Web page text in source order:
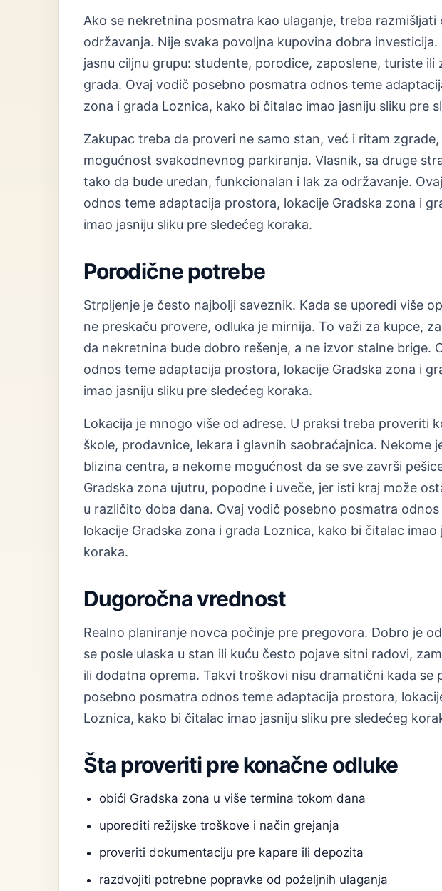
Ako se nekretnina posmatra kao ulaganje, treba
održavanja. Nije svaka povoljna kupovina dobra
jasnu ciljnu grupu: studente, porodice, zaposlene, turiste ili
grada. Ovaj vodič posebno posmatra odnos teme
zona i grada Loznica, kako bi čitalac imao jasniju sliku pre
Zakupac treba da proveri ne samo stan, već i ritam
mogućnost svakodnevnog parkiranja. Vlasnik, sa druge
tako da bude uredan, funkcionalan i lak za održavanje.
odnos teme adaptacija prostora, lokacije Gradska zona i
imao jasniju sliku pre sledećeg koraka.
Porodične potrebe
Strpljenje je često najbolji saveznik. Kada se uporedi više
ne preskaču provere, odluka je mirnija. To važi za kupce,
da nekretnina bude dobro rešenje, a ne izvor stalne brige.
odnos teme adaptacija prostora, lokacije Gradska zona i
imao jasniju sliku pre sledećeg koraka.
Lokacija je mnogo više od adrese. U praksi treba proveriti
škole, prodavnice, lekara i glavnih saobraćajnica. Nekome
blizina centra, a nekome mogućnost da se sve završi
Gradska zona ujutru, popodne i uveče, jer isti kraj može
u različito doba dana. Ovaj vodič posebno posmatra
lokacije Gradska zona i grada Loznica, kako bi čitalac imao
koraka.
Dugoročna vrednost
Realno planiranje novca počinje pre pregovora. Dobro je
se posle ulaska u stan ili kuću često pojave sitni radovi,
ili dodatna oprema. Takvi troškovi nisu dramatični kada se
posebno posmatra odnos teme adaptacija prostora,
Loznica, kako bi čitalac imao jasniju sliku pre sledećeg
Šta proveriti pre konačne odluke
obići Gradska zona u više termina tokom dana
uporediti režijske troškove i način grejanja
proveriti dokumentaciju pre kapare ili depozita
razdvojiti potrebne popravke od poželjnih ulaganja